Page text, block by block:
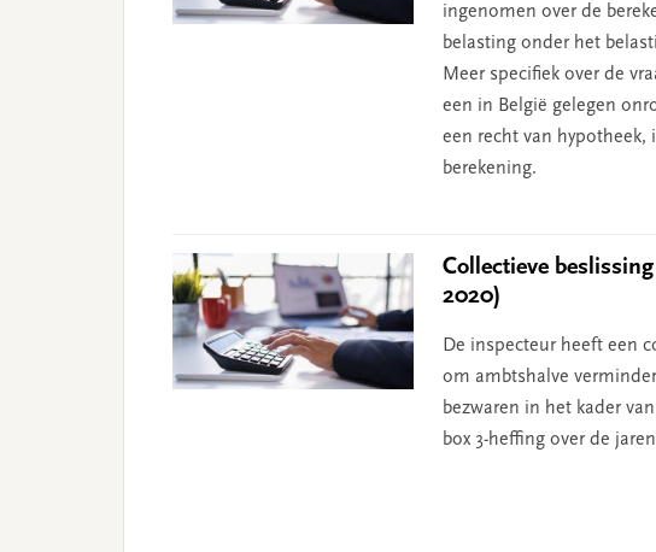
ingenomen over de
belasting onder het
Meer specifiek over de
een in België gelegen
een recht van
berekening.
Collectieve
2020)
De inspecteur heeft een
om ambtshalve
bezwaren in het kader
box 3-heffing over de